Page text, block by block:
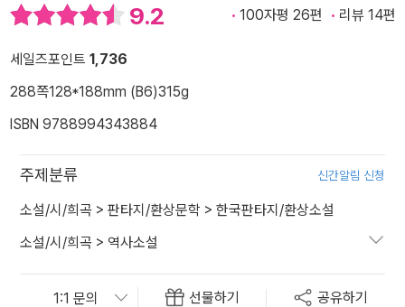
9.2 100자평 26편 리뷰 14편
세일즈포인트 1,736
288쪽128*188mm (B6)315g
ISBN 9788994343884
주제분류 신간알림 신청
소설/시/희곡 > 판타지/환상문학 > 한국판타지/환상소설
소설/시/희곡 > 역사소설
선물하기 공유하기